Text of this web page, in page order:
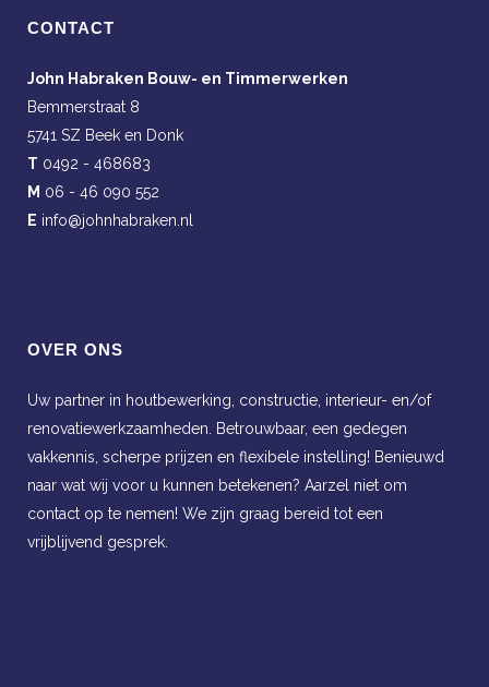
CONTACT
John Habraken Bouw- en Timmerwerken
Bemmerstraat 8
5741 SZ Beek en Donk
T 0492 - 468683
M 06 - 46 090 552
E info@johnhabraken.nl
OVER ONS
Uw partner in houtbewerking, constructie, interieur- en/of
renovatiewerkzaamheden. Betrouwbaar, een gedegen
vakkennis, scherpe prijzen en flexibele instelling! Benieuwd
naar wat wij voor u kunnen betekenen? Aarzel niet om
contact op te nemen! We zijn graag bereid tot een
vrijblijvend gesprek.